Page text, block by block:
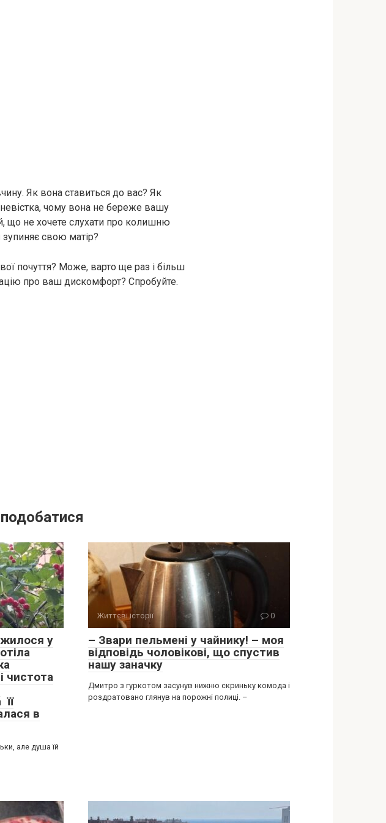
Як вона ставиться до вас? Як
чому вона не береже вашу
що не хочете слухати про колишню
зупиняє свою матір?
почуття? Може, варто ще раз і більш
про ваш дискомфорт? Спробуйте.
0
жилося у
чистота
в
але душа їй
Життєві історії 0
– Звари пельмені у чайнику! – моя
відповідь чоловікові, що спустив
нашу заначку
Дмитро з гуркотом засунув нижню скриньку комода і
роздратовано глянув на порожні полиці. –